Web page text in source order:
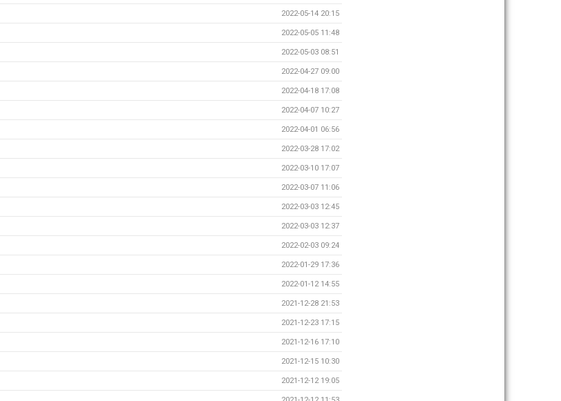
2022-05-14 20:15
2022-05-05 11:48
2022-05-03 08:51
2022-04-27 09:00
2022-04-18 17:08
2022-04-07 10:27
2022-04-01 06:56
2022-03-28 17:02
2022-03-10 17:07
2022-03-07 11:06
2022-03-03 12:45
2022-03-03 12:37
2022-02-03 09:24
2022-01-29 17:36
2022-01-12 14:55
2021-12-28 21:53
2021-12-23 17:15
2021-12-16 17:10
2021-12-15 10:30
2021-12-12 19:05